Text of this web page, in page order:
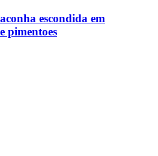
escondida em
pimentoes